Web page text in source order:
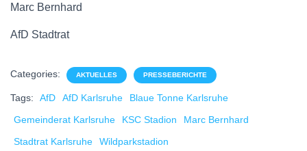
Marc Bernhard
AfD Stadtrat
Categories: AKTUELLES PRESSEBERICHTE
Tags: AfD AfD Karlsruhe
Blaue Tonne Karlsruhe
Gemeinderat Karlsruhe
KSC Stadion
Marc Bernhard
Stadtrat Karlsruhe
Wildparkstadion